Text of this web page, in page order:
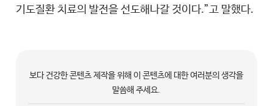
기도질환 치료의 발전을 선도해나갈 것이다.”고 말했다.
보다 건강한 콘텐츠 제작을 위해 이 콘텐츠에 대한 여러분의 생각을
말씀해 주세요.